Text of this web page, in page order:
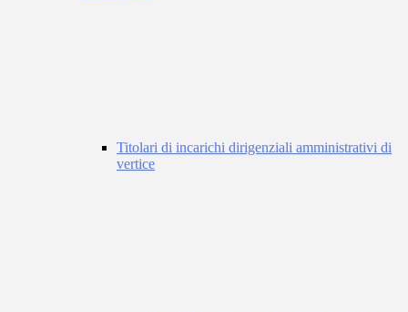
Titolari di incarichi dirigenziali amministrativi di
vertice